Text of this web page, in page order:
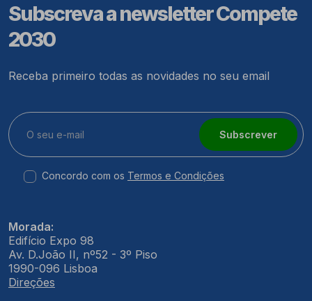
Subscreva a newsletter Compete
2030
Receba primeiro todas as novidades no seu email
Subscrever
Concordo com os Termos e Condições
Morada:
Edifício Expo 98
Av. D.João II, nº52 - 3º Piso
1990-096 Lisboa
Direções